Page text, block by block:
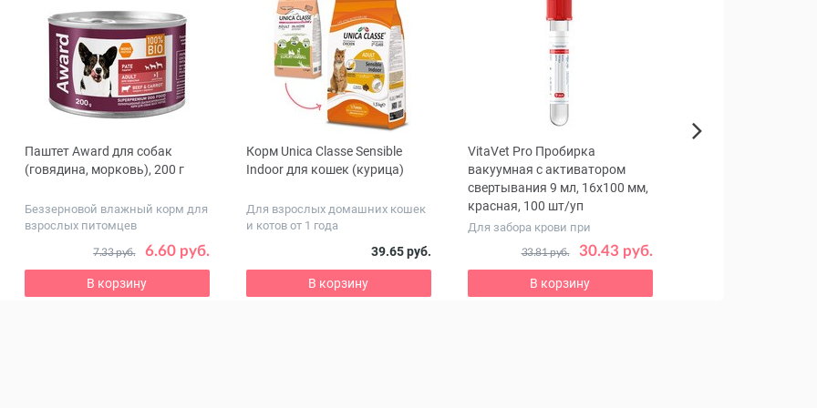
Паштет Award для собак
(говядина, морковь), 200 г
Беззерновой влажный корм для
взрослых питомцев
6.60 руб.
7.33 руб.
В корзину
Корм Unica Classe Sensible
Indoor для кошек (курица)
Для взрослых домашних кошек
и котов от 1 года
39.65 руб.
В корзину
VitaVet Pro Пробирка
вакуумная с активатором
свертывания 9 мл, 16х100 мм,
красная, 100 шт/уп
Для забора крови при
проведении лабораторных
исследований
30.43 руб.
33.81 руб.
В корзину